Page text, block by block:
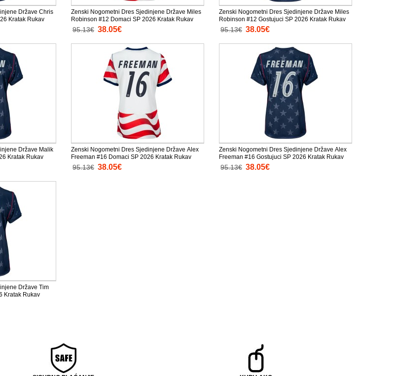
Države Chris
Kratak Rukav
Zenski Nogometni Dres Sjedinjene Države Miles
Robinson #12 Domaci SP 2026 Kratak Rukav
95.13€ 38.05€
Zenski Nogometni Dres Sjedinjene Države Miles
Robinson #12 Gostujuci SP 2026 Kratak Rukav
95.13€ 38.05€
Države Malik
Kratak Rukav
Zenski Nogometni Dres Sjedinjene Države Alex
Freeman #16 Domaci SP 2026 Kratak Rukav
95.13€ 38.05€
Zenski Nogometni Dres Sjedinjene Države Alex
Freeman #16 Gostujuci SP 2026 Kratak Rukav
95.13€ 38.05€
Države Tim
Kratak Rukav